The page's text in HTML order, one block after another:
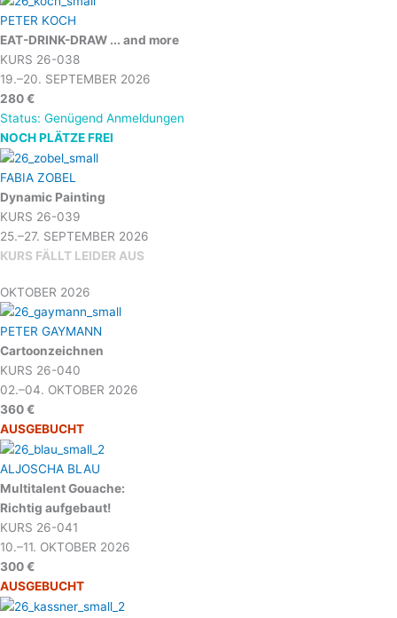
PETER KOCH
EAT-DRINK-DRAW ... and more
KURS 26-038
19.–20. SEPTEMBER 2026
280 €
Status: Genügend Anmeldungen
NOCH PLÄTZE FREI
FABIA ZOBEL
Dynamic Painting
KURS 26-039
25.–27. SEPTEMBER 2026
KURS FÄLLT LEIDER AUS
OKTOBER 2026
PETER GAYMANN
Cartoonzeichnen
KURS 26-040
02.–04. OKTOBER 2026
360 €
AUSGEBUCHT
ALJOSCHA BLAU
Multitalent Gouache:
Richtig aufgebaut!
KURS 26-041
10.–11. OKTOBER 2026
300 €
AUSGEBUCHT